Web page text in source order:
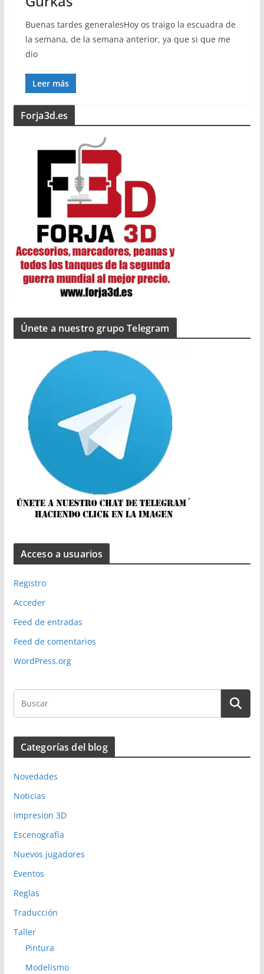
Buenas tardes generalesHoy os traigo la escuadra de
la semana, de la semana anterior, ya que si que me
dio
Leer más
Forja3d.es
Únete a nuestro grupo Telegram
Acceso a usuarios
Registro
Acceder
Feed de entradas
Feed de comentarios
WordPress.org
Categorías del blog
Novedades
Noticias
Impresion 3D
Escenografía
Nuevos jugadores
Eventos
Reglas
Traducción
Taller
Pintura
Modelismo